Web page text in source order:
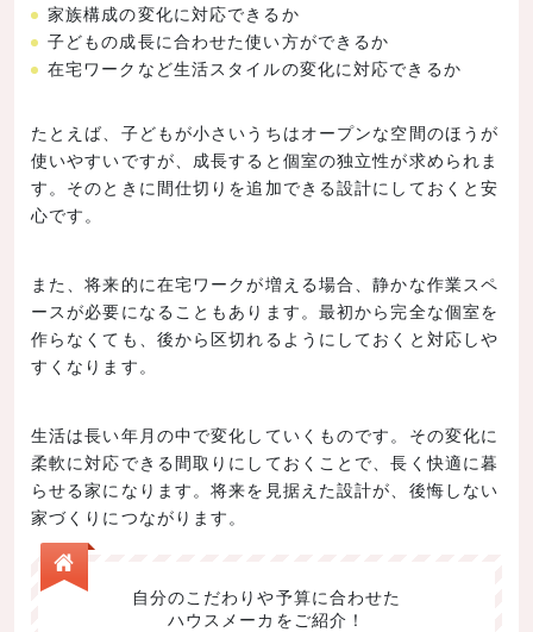
家族構成の変化に対応できるか
子どもの成長に合わせた使い方ができるか
在宅ワークなど生活スタイルの変化に対応できるか
たとえば、子どもが小さいうちはオープンな空間のほうが
使いやすいですが、成長すると個室の独立性が求められま
す。そのときに間仕切りを追加できる設計にしておくと安
心です。
また、将来的に在宅ワークが増える場合、静かな作業スペ
ースが必要になることもあります。最初から完全な個室を
作らなくても、後から区切れるようにしておくと対応しや
すくなります。
生活は長い年月の中で変化していくものです。その変化に
柔軟に対応できる間取りにしておくことで、長く快適に暮
らせる家になります。将来を見据えた設計が、後悔しない
家づくりにつながります。
自分のこだわりや予算に合わせた
ハウスメーカをご紹介！